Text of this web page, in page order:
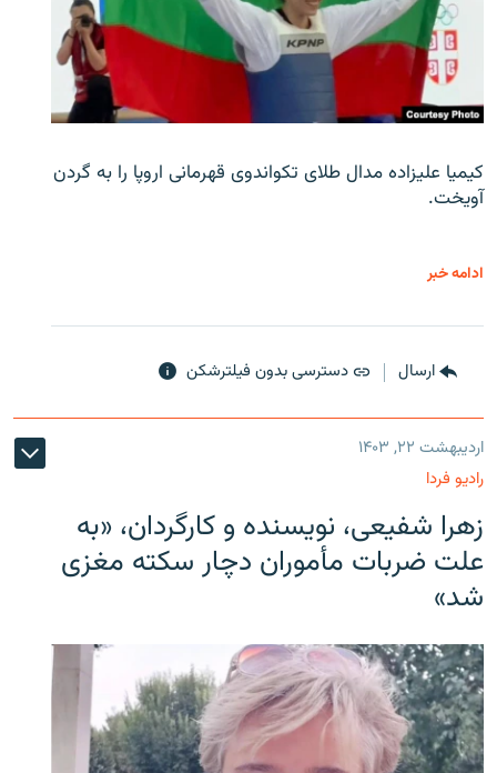
کیمیا علیزاده مدال طلای تکواندوی قهرمانی اروپا را به گردن
آویخت.
ادامه خبر
ارسال دسترسی بدون فیلترشکن
اردیبهشت ۲۲, ۱۴۰۳
رادیو فردا
زهرا شفیعی، نویسنده و کارگردان، «به
علت ضربات مأموران دچار سکته مغزی
شد»